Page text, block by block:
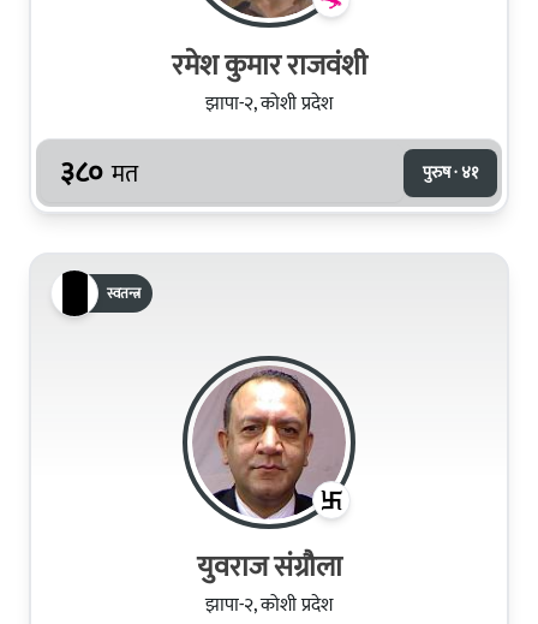
रमेश कुमार राजवंशी
झापा-२, कोशी प्रदेश
३८० मत पुरुष · ४१
स्वतन्त्र
युवराज संग्रौला
झापा-२, कोशी प्रदेश